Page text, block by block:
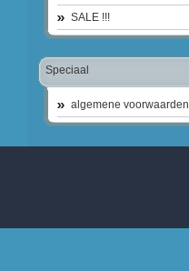
SALE !!!
Speciaal
algemene voorwaarden